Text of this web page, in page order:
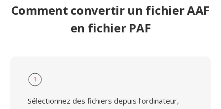
Comment convertir un fichier AAF
en fichier PAF
1
Sélectionnez des fichiers depuis l'ordinateur,